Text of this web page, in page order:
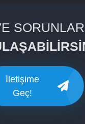
İletişime
Geç!